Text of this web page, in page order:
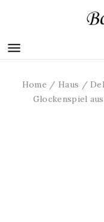

Home Haus
Glockenspiel